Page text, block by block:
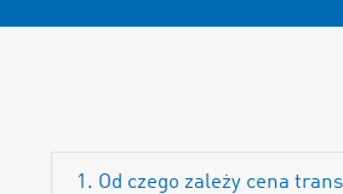
1. Od czego zależy cena